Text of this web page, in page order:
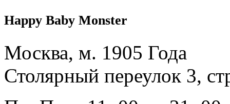
Happy Baby Monster
Москва, м. 1905 Года
Столярный переулок 3,